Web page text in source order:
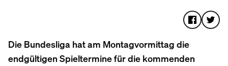
Die Bundesliga hat am Montagvormittag die
endgültigen Spieltermine für die kommenden